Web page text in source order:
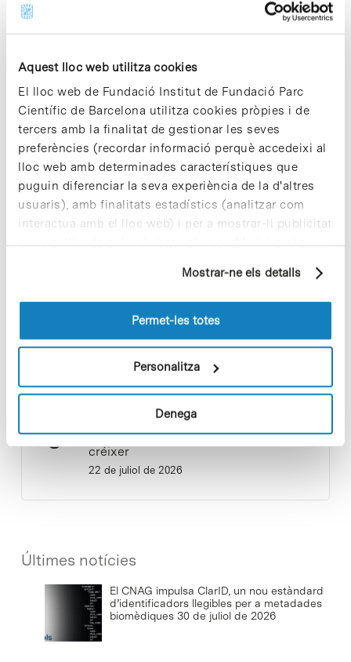
Aquest lloc web utilitza cookies
El lloc web de Fundació Institut de Fundació Parc
Científic de Barcelona utilitza cookies pròpies i de
tercers amb la finalitat de gestionar les seves
preferències (recordar informació perquè accedeixi al
lloc web amb determinades característiques que
puguin diferenciar la seva experiència de la d'altres
usuaris), amb finalitats estadístics (analitzar com
interactua amb el lloc web) i per a mostrar-li publicitat
personalitzada sobre la base d'un perfil elaborat a
pàgines visitades). Per a obtenir més informació sobre
les cookies pot consultar laPolítica de cookiesdel
Mostrar-ne els detalls
Permet-les totes
Personalitza
Denega
Notícies més vistes
Cuidar el territori és sostenibilitat
29 de juliol de 2026
Vacances responsables en temps
d’emergència climàtica
15 de juliol de 2026
Baixar el ritme per reconnectar i
créixer
22 de juliol de 2026
Últimes notícies
El CNAG impulsa ClarID, un nou estàndard
d’identificadors llegibles per a metadades
biomèdiques 30 de juliol de 2026